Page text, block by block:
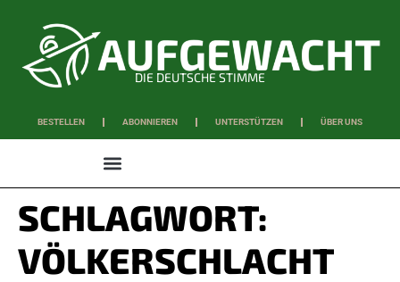
DIE DEUTSCHE STIMME
BESTELLEN ABONNIEREN UNTERSTÜTZEN ÜBER UNS
SCHLAGWORT:
VÖLKERSCHLACHT